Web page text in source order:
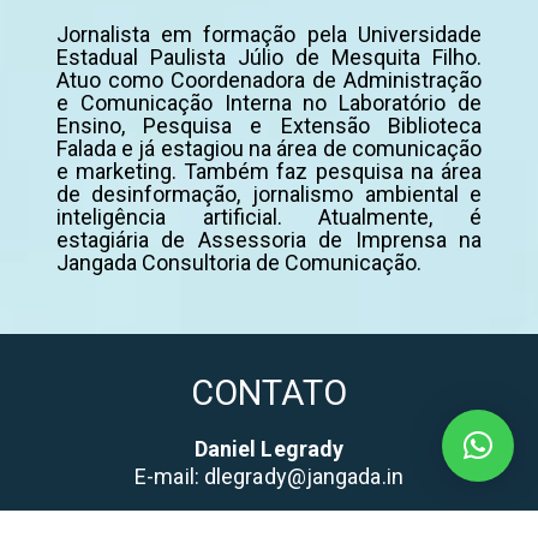
Jornalista em formação pela Universidade
Estadual Paulista Júlio de Mesquita Filho.
Atuo como Coordenadora de Administração
e Comunicação Interna no Laboratório de
Ensino, Pesquisa e Extensão Biblioteca
Falada e já estagiou na área de comunicação
e marketing. Também faz pesquisa na área
de desinformação, jornalismo ambiental e
inteligência artificial. Atualmente, é
estagiária de Assessoria de Imprensa na
Jangada Consultoria de Comunicação.
CONTATO
Daniel Legrady
E-mail: dlegrady@jangada.in